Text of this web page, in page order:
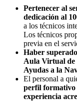
Pertenecer al
dedicación al
a los técnicos
Los técnicos
previa en el
Haber
Aula Virtual de
Ayudas a la
El personal a
perfil formativo
experiencia